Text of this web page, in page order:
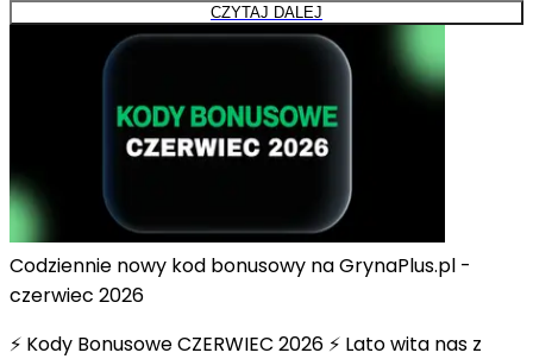
CZYTAJ DALEJ
Codziennie nowy kod bonusowy na GrynaPlus.pl -
czerwiec 2026
⚡ Kody Bonusowe CZERWIEC 2026 ⚡ Lato wita nas z